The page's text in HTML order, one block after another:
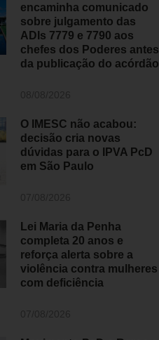
encaminha comunicado
sobre julgamento das
ADIs 7779 e 7790 aos
chefes dos Poderes antes
da publicação do acórdão
O IMESC não acabou:
decisão cria novas
dúvidas para o IPVA PcD
em São Paulo
Lei Maria da Penha
completa 20 anos e
reforça alerta sobre a
violência contra mulheres
com deficiência